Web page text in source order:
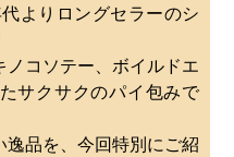
よりロングセラーのシ
コソテー、ボイルドエ
サクサクのパイ包みで
品を、今回特別にご紹